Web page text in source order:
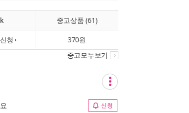
중고상품 (61)
청 370원
중고모두보기
신청